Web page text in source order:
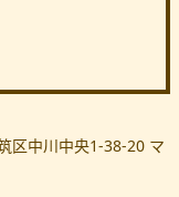
区中川中央1-38-20 マ